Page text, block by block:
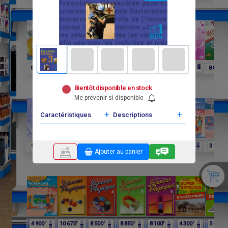
Bientôt disponible en stock
Me prevenir si disponible
Caractéristiques + Descriptions +
Ajouter au panier
8 250 F 6 060 4 025 8 015 6 600 3 900 8 000
9 750 9 750F F F 4 900F 3 100
4 900F 10 675F 8 500F 8 850F 8 100F 4 300F 5 000